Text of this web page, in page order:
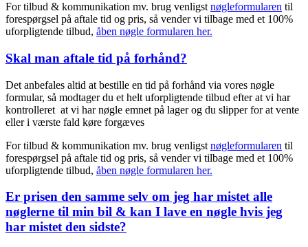
For tilbud & kommunikation mv. brug venligst nøgleformularen til
forespørgsel på aftale tid og pris, så vender vi tilbage med et 100%
uforpligtende tilbud, åben nøgle formularen her.
Skal man aftale tid på forhånd?
Det anbefales altid at bestille en tid på forhånd via vores nøgle
formular, så modtager du et helt uforpligtende tilbud efter at vi har
kontrolleret at vi har nøgle emnet på lager og du slipper for at vente
eller i værste fald køre forgæves
For tilbud & kommunikation mv. brug venligst nøgleformularen til
forespørgsel på aftale tid og pris, så vender vi tilbage med et 100%
uforpligtende tilbud, åben nøgle formularen her.
Er prisen den samme selv om jeg har mistet alle
nøglerne til min bil & kan I lave en nøgle hvis jeg
har mistet den sidste?